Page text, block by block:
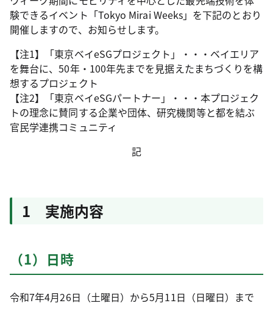
験できるイベント「Tokyo Mirai Weeks」を下記のとおり
開催しますので、お知らせします。
【注1】「東京ベイeSGプロジェクト」・・・ベイエリア
を舞台に、50年・100年先までを見据えたまちづくりを構
想するプロジェクト
【注2】「東京ベイeSGパートナー」・・・本プロジェク
トの理念に賛同する企業や団体、研究機関等と都を結ぶ
官民学連携コミュニティ
記
1 実施内容
（1）日時
令和7年4月26日（土曜日）から5月11日（日曜日）まで